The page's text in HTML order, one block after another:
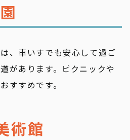
、車いすでも安心して過ご
があります。ピクニックや
すすめです。
術館